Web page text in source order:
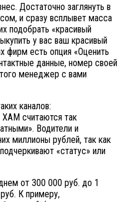
Достаточно заглянуть в
и сразу всплывет масса
подобрать «красивый
у вас ваш красивый
фирм есть опция «Оценить
данные, номер своей
менеджер с вами
каналов:
считаются так
Водители и
миллионы рублей, так как
«статус» или
от 300 000 руб. до 1
К примеру,